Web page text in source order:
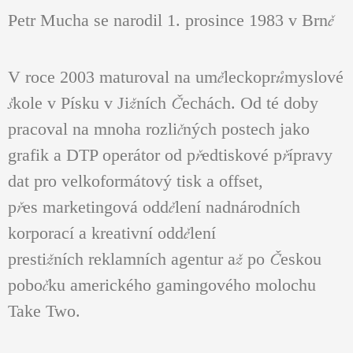
Petr Mucha se narodil 1. prosince 1983 v Brně
V roce 2003 maturoval na uměleckoprůmyslové
škole v Písku v Jižních Čechách. Od té doby
pracoval na mnoha rozličných postech jako
grafik a DTP operátor od předtiskové přípravy
dat pro velkoformátový tisk a offset,
přes marketingová oddělení nadnárodních
korporací a kreativní oddělení
prestižních reklamních agentur až po Českou
pobočku amerického gamingového molochu
Take Two.